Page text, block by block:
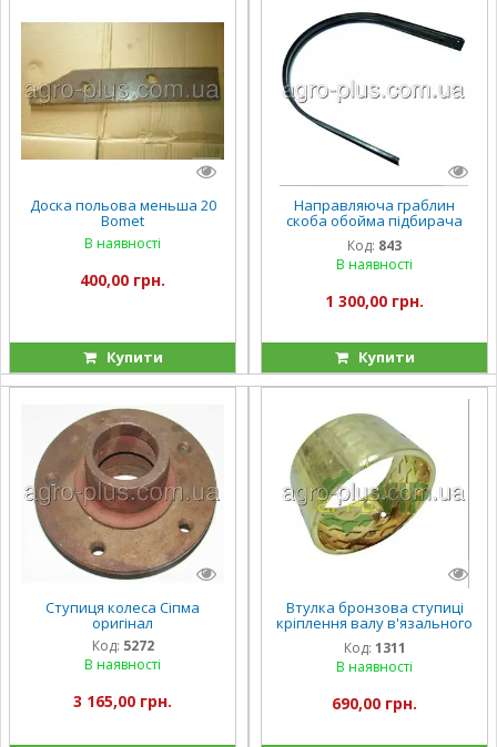
Доска польова меньша 20
Bomet
В наявності
400,00 грн.
Купити
Направляюча граблин
скоба обойма підбирача
Сіпма оригінал
Код: 843
В наявності
1 300,00 грн.
Купити
Ступиця колеса Сіпма
оригінал
Код: 5272
В наявності
3 165,00 грн.
Втулка бронзова ступиці
кріплення валу в'язального
апарату Сіпма оригінал
Код: 1311
В наявності
690,00 грн.